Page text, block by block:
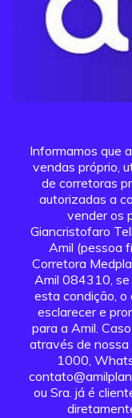
Informamos que
vendas próprio,
de corretoras
autorizadas a
vender os
Giancristofaro
Amil (pessoa
Corretora
Amil 084310,
esta condição,
esclarecer e
para a Amil.
através de
1000,
ou Sra. já é